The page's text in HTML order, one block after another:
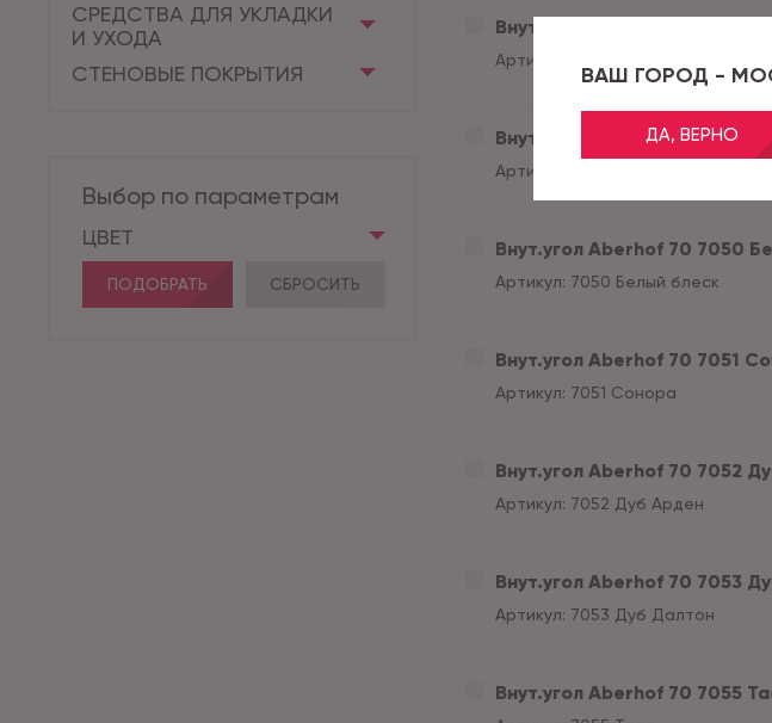
ВАШ ГОРОД -
ДА, ВЕРНО
СРЕДСТВА ДЛЯ УКЛАДКИ
И УХОДА
СТЕНОВЫЕ ПОКРЫТИЯ
Выбор по параметрам
ЦВЕТ
ПОДОБРАТЬ СБРОСИТЬ
Внут.угол Aberhof 70 7042
Артикул:
Внут.угол Aberhof 70 7044
Артикул:
Внут.угол Aberhof 70 7050
Артикул: 7050 Белый блеск
Внут.угол Aberhof 70 7051
Артикул: 7051 Сонора
Внут.угол Aberhof 70 7052
Артикул: 7052 Дуб Арден
Внут.угол Aberhof 70 7053
Артикул: 7053 Дуб Далтон
Внут.угол Aberhof 70 7055